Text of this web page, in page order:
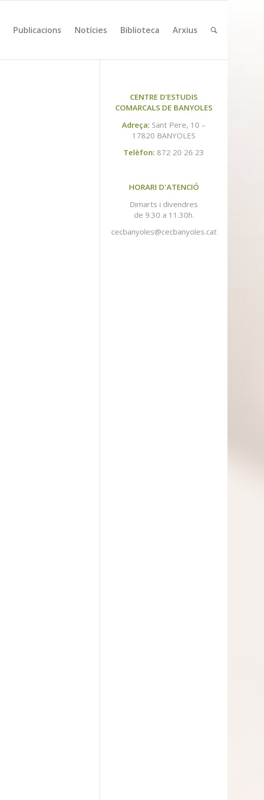
Publicacions Notícies Biblioteca Arxius
CENTRE D’ESTUDIS
COMARCALS DE BANYOLES
Adreça: Sant Pere, 10 –
17820 BANYOLES
Telèfon: 872 20 26 23
HORARI D'ATENCIÓ
Dimarts i divendres
de 9.30 a 11.30h.
cecbanyoles@cecbanyoles.cat